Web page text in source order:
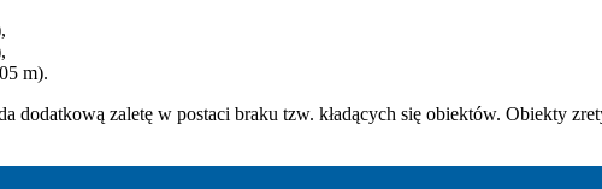
m).
zaletę w postaci braku tzw. kładących się obiektów. Obiekty